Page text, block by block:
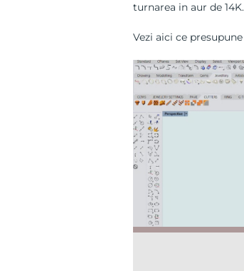
turnarea in aur de 14K.
Vezi aici ce